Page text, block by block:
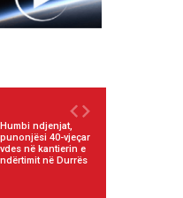
Humbi ndjenjat,
punonjësi 40-vjeçar
vdes në kantierin e
ndërtimit në Durrës